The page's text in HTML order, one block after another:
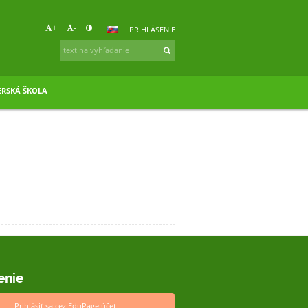
+ - PRIHLÁSENIE
ŠKOLA
Prihlásiť sa cez EduPage účet